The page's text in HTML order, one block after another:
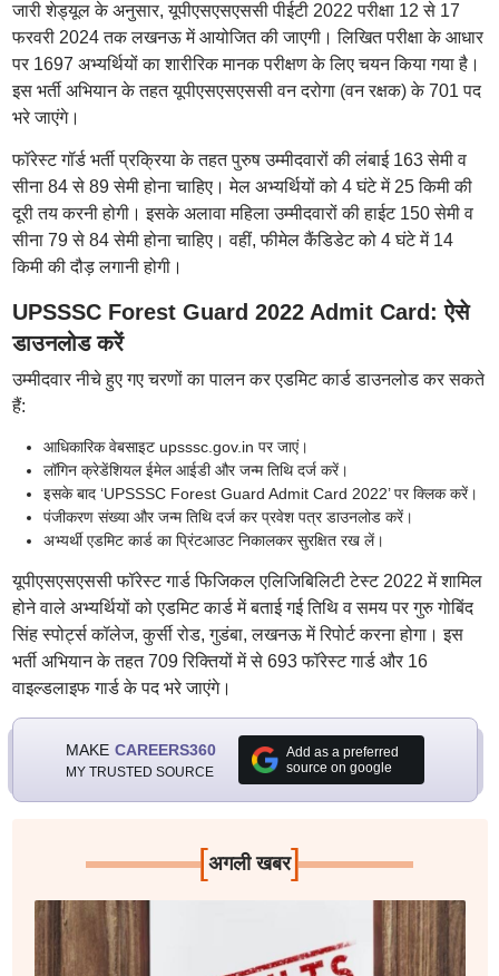
जारी शेड्यूल के अनुसार, यूपीएसएसएससी पीईटी 2022 परीक्षा 12 से 17
फरवरी 2024 तक लखनऊ में आयोजित की जाएगी। लिखित परीक्षा के आधार
पर 1697 अभ्यर्थियों का शारीरिक मानक परीक्षण के लिए चयन किया गया है।
इस भर्ती अभियान के तहत यूपीएसएसएससी वन दरोगा (वन रक्षक) के 701 पद
भरे जाएंगे।
फॉरेस्ट गॉर्ड भर्ती प्रक्रिया के तहत पुरुष उम्मीदवारों की लंबाई 163 सेमी व
सीना 84 से 89 सेमी होना चाहिए। मेल अभ्यर्थियों को 4 घंटे में 25 किमी की
दूरी तय करनी होगी। इसके अलावा महिला उम्मीदवारों की हाईट 150 सेमी व
सीना 79 से 84 सेमी होना चाहिए। वहीं, फीमेल कैंडिडेट को 4 घंटे में 14
किमी की दौड़ लगानी होगी।
UPSSSC Forest Guard 2022 Admit Card: ऐसे
डाउनलोड करें
उम्मीदवार नीचे हुए गए चरणों का पालन कर एडमिट कार्ड डाउनलोड कर सकते
हैं:
आधिकारिक वेबसाइट upsssc.gov.in पर जाएं।
लॉगिन क्रेडेंशियल ईमेल आईडी और जन्म तिथि दर्ज करें।
इसके बाद ‘UPSSSC Forest Guard Admit Card 2022’ पर क्लिक करें।
पंजीकरण संख्या और जन्म तिथि दर्ज कर प्रवेश पत्र डाउनलोड करें।
अभ्यर्थी एडमिट कार्ड का प्रिंटआउट निकालकर सुरक्षित रख लें।
यूपीएसएसएससी फॉरेस्ट गार्ड फिजिकल एलिजिबिलिटी टेस्ट 2022 में शामिल
होने वाले अभ्यर्थियों को एडमिट कार्ड में बताई गई तिथि व समय पर गुरु गोबिंद
सिंह स्पोर्ट्स कॉलेज, कुर्सी रोड, गुडंबा, लखनऊ में रिपोर्ट करना होगा। इस
भर्ती अभियान के तहत 709 रिक्तियों में से 693 फॉरेस्ट गार्ड और 16
वाइल्डलाइफ गार्ड के पद भरे जाएंगे।
MAKE CAREERS360
MY TRUSTED SOURCE
Add as a preferred
source on google
[अगली खबर]